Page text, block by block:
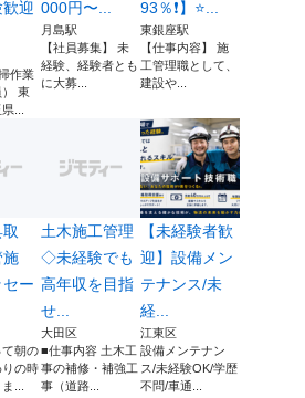
迎
作業
東
...
000円〜...
月島駅
【社員募集】 未
経験、経験者とも
に大募...
93％❗】⭐...
東銀座駅
【仕事内容】 施
工管理職として、
建設や...
ー
朝の
の時
...
土木施工管理
◇未経験でも
高年収を目指
せ...
大田区
■仕事内容 土木工
事の補修・補強工
事（道路...
【未経験者歓
迎】設備メン
テナンス/未
経...
江東区
設備メンテナン
ス/未経験OK/学歴
不問/車通...